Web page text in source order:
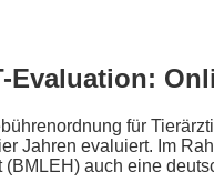
Evaluation:
für
Jahren evaluiert. Im
(BMLEH) auch eine